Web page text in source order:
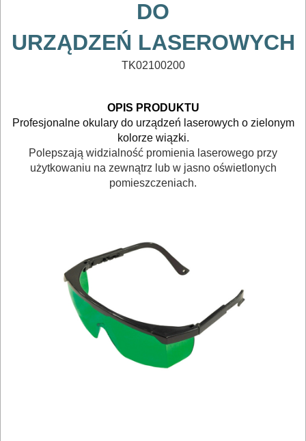
NARZĘDZIA
BUDOWLANE
GLAZURNICZE
AKCESORIA
MASZYNKI
NARZĘDZIA
BRUKARSKIE
OBRÓBKA
DO
URZĄDZEŃ LASEROWYCH
TK02100200
OPIS PRODUKTU
Profesjonalne okulary do urządzeń laserowych o zielonym
kolorze wiązki.
Polepszają widzialność promienia laserowego przy
użytkowaniu na zewnątrz lub w jasno oświetlonych
pomieszczeniach.